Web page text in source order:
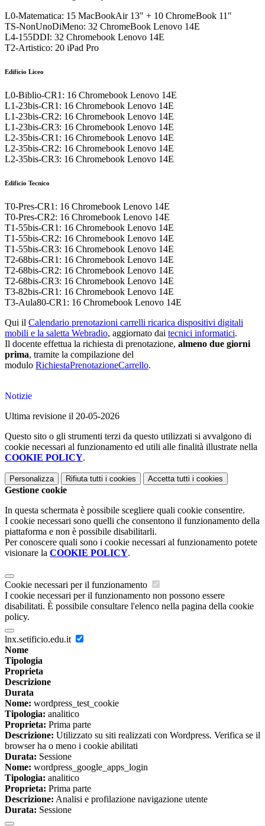
L0-Matematica: 15 MacBookAir 13″ + 10 ChromeBook 11″
TS-NonUnoDiMeno: 32 ChromeBook Lenovo 14E
L4-155DDI: 32 Chromebook Lenovo 14E
T2-Artistico: 20 iPad Pro
Edificio Liceo
L0-Biblio-CR1: 16 Chromebook Lenovo 14E
L1-23bis-CR1: 16 Chromebook Lenovo 14E
L1-23bis-CR2: 16 Chromebook Lenovo 14E
L1-23bis-CR3: 16 Chromebook Lenovo 14E
L2-35bis-CR1: 16 Chromebook Lenovo 14E
L2-35bis-CR2: 16 Chromebook Lenovo 14E
L2-35bis-CR3: 16 Chromebook Lenovo 14E
Edificio Tecnico
T0-Pres-CR1: 16 Chromebook Lenovo 14E
T0-Pres-CR2: 16 Chromebook Lenovo 14E
T1-55bis-CR1: 16 Chromebook Lenovo 14E
T1-55bis-CR2: 16 Chromebook Lenovo 14E
T1-55bis-CR3: 16 Chromebook Lenovo 14E
T2-68bis-CR1: 16 Chromebook Lenovo 14E
T2-68bis-CR2: 16 Chromebook Lenovo 14E
T2-68bis-CR3: 16 Chromebook Lenovo 14E
T3-82bis-CR1: 16 Chromebook Lenovo 14E
T3-Aula80-CR1: 16 Chromebook Lenovo 14E
Qui il Calendario prenotazioni carrelli ricarica dispositivi digitali
mobili e la saletta Webradio, aggiornato dai tecnici informatici.
Il docente effettua la richiesta di prenotazione, almeno due giorni
prima, tramite la compilazione del
modulo RichiestaPrenotazioneCarrello.
Notizie
Ultima revisione il 20-05-2026
Questo sito o gli strumenti terzi da questo utilizzati si avvalgono di
cookie necessari al funzionamento ed utili alle finalità illustrate nella
COOKIE POLICY.
Personalizza Rifiuta tutti i cookies Accetta tutti i cookies
Gestione cookie
In questa schermata è possibile scegliere quali cookie consentire.
I cookie necessari sono quelli che consentono il funzionamento della
piattaforma e non è possibile disabilitarli.
Per conoscere quali sono i cookie necessari al funzionamento potete
visionare la COOKIE POLICY.
Cookie necessari per il funzionamento
I cookie necessari per il funzionamento non possono essere
disabilitati. È possibile consultare l'elenco nella pagina della cookie
policy.
lnx.setificio.edu.it
Nome
Tipologia
Proprieta
Descrizione
Durata
Nome: wordpress_test_cookie
Tipologia: analitico
Proprieta: Prima parte
Descrizione: Utilizzato su siti realizzati con Wordpress. Verifica se il
browser ha o meno i cookie abilitati
Durata: Sessione
Nome: wordpress_google_apps_login
Tipologia: analitico
Proprieta: Prima parte
Descrizione: Analisi e profilazione navigazione utente
Durata: Sessione